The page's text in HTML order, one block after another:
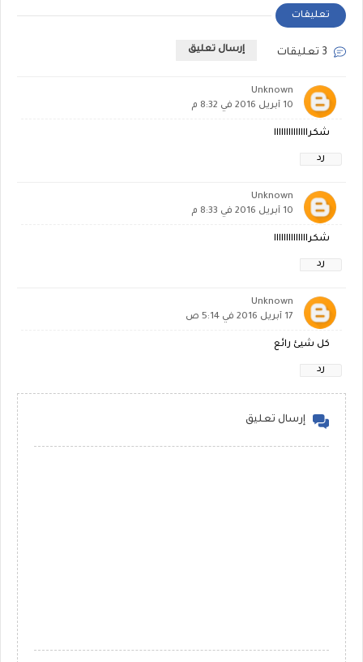
تعليقات
إرسال تعليق
Unknown
10 أبريل 2016 في 8:32 م
شكراااااااااااااا
رد
Unknown
10 أبريل 2016 في 8:33 م
شكراااااااااااااا
رد
Unknown
17 أبريل 2016 في 5:14 ص
كل شيئ رائع
رد
إرسال تعليق